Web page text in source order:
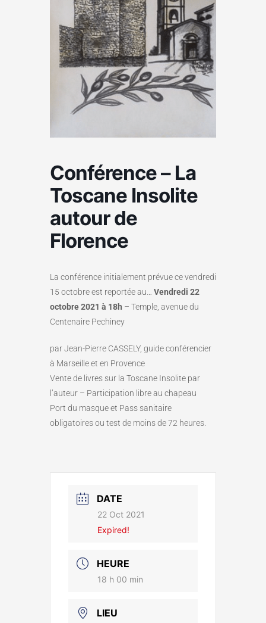
Conférence – La
Toscane Insolite
autour de
Florence
La conférence initialement prévue ce vendredi
15 octobre est reportée au… Vendredi 22
octobre 2021 à 18h – Temple, avenue du
Centenaire Pechiney
par Jean-Pierre CASSELY, guide conférencier
à Marseille et en Provence
Vente de livres sur la Toscane Insolite par
l’auteur – Participation libre au chapeau
Port du masque et Pass sanitaire
obligatoires ou test de moins de 72 heures.
DATE
22 Oct 2021
Expired!
HEURE
18 h 00 min
LIEU